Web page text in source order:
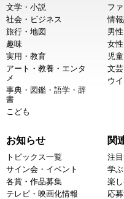
文学・小説
社会・ビジネス
旅行・地図
趣味
実用・教育
アート・教養・エンタ
メ
事典・図鑑・語学・辞
書
こども
フ
情
男
女
児
文
ウ
お知らせ
トピックス一覧
サイン会・イベント
各賞・作品募集
テレビ・映画化情報
関
注
学
楽
応